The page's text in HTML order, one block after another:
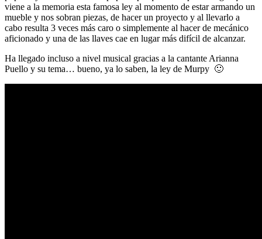
viene a la memoria esta famosa ley al momento de estar armando un
mueble y nos sobran piezas, de hacer un proyecto y al llevarlo a
cabo resulta 3 veces más caro o simplemente al hacer de mecánico
aficionado y una de las llaves cae en lugar más difícil de alcanzar.
Ha llegado incluso a nivel musical gracias a la cantante Arianna
Puello y su tema… bueno, ya lo saben, la ley de Murpy 🙂